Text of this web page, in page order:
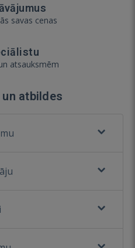
savas cenas
atsauksmēm
atbildes